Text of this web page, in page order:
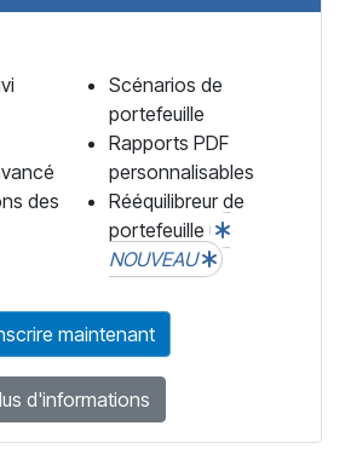
des
Scénarios de
portefeuille
Rapports PDF
personnalisables
Rééquilibreur de
portefeuille
NOUVEAU
maintenant
d'informations